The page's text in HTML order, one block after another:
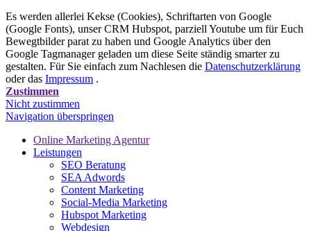
Es werden allerlei Kekse (Cookies), Schriftarten von Google
(Google Fonts), unser CRM Hubspot, parziell Youtube um für Euch
Bewegtbilder parat zu haben und Google Analytics über den
Google Tagmanager geladen um diese Seite ständig smarter zu
gestalten. Für Sie einfach zum Nachlesen dieDatenschutzerklärung
oder dasImpressum .
Zustimmen
Nicht zustimmen
Navigation überspringen
Online Marketing Agentur
Leistungen
SEO Beratung
SEA Adwords
Content Marketing
Social-Media Marketing
Hubspot Marketing
Webdesign